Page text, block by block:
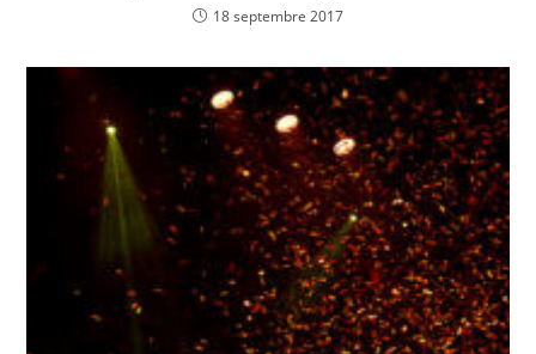
18 septembre 2017